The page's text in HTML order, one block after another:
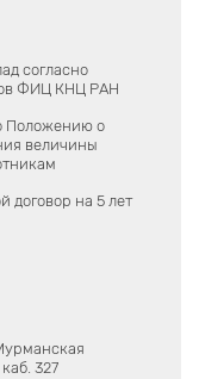
согласно
ФИЦ КНЦ РАН
Положению о
величины
договор на 5 лет
327